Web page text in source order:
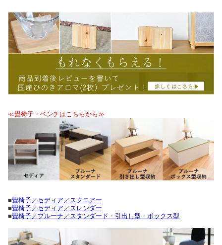
≪畳椅子・ベンチはこちらから≫
■畳椅子／セディア／スクエアー
■畳椅子／セディア／スレンダー
■畳椅子／プルーナ／スタンダード・引出し型・ボックス型